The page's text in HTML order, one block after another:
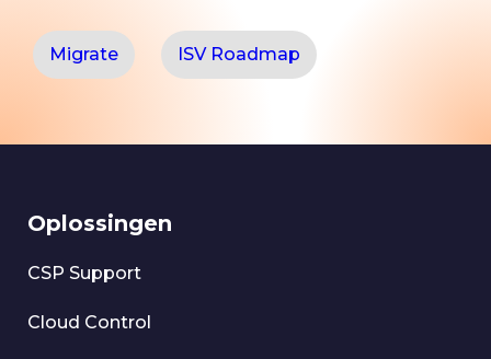
Migrate ISV Roadmap
Oplossingen
CSP Support
Cloud Control